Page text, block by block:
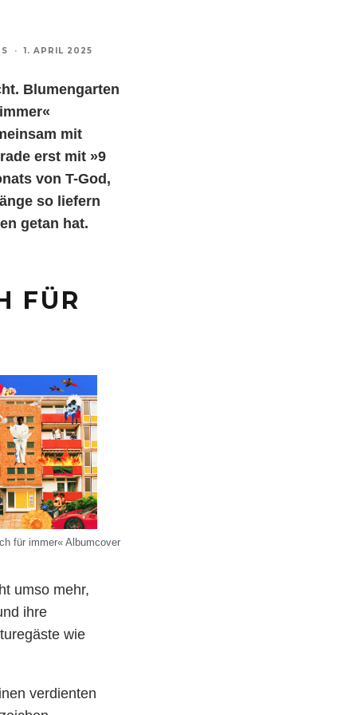
· 1. APRIL 2025
Blumengarten
mit
erst mit »9
von T-God,
so liefern
getan hat.
FÜR
für immer« Albumcover
umso mehr,
ihre
wie
verdienten